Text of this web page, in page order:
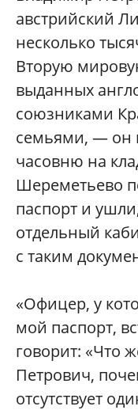
австрийский
несколько
Вторую
выданных
союзниками
семьями, — он
часовню на
Шереметьево
паспорт и
отдельный
с таким
«Офицер, у
мой паспорт,
говорит: «Что
Петрович,
отсутствует